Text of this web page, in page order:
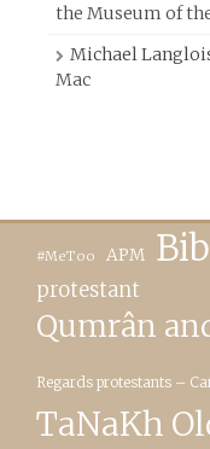
the Museum of the
Michael
Mac
#MeToo APM
protestant
Qumrân
Regards protestants –
TaNaKh